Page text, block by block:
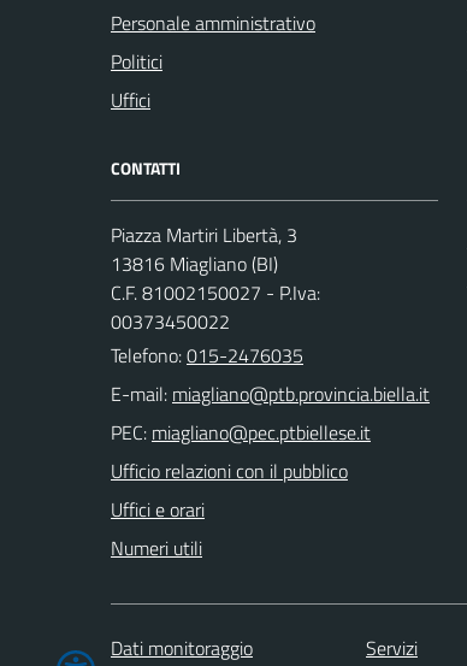
Personale amministrativo
Politici
Uffici
CONTATTI
Piazza Martiri Libertà, 3
13816 Miagliano (BI)
C.F. 81002150027 - P.Iva:
00373450022
Telefono:015-2476035
E-mail:
PEC:
Ufficio relazioni con il pubblico
Uffici e orari
Numeri utili
Dati monitoraggio Servizi